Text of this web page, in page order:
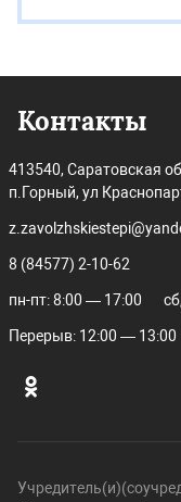
Контакты
413540, Саратовская
п.Горный, ул
8 (84577) 2-10-62
пн-пт: 8:00 — 17:00
Перерыв: 12:00 — 13:00